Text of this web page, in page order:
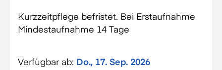
Kurzzeitpflege befristet. Bei Erstaufnahme
Mindestaufnahme 14 Tage
Verfügbar ab: Do., 17. Sep. 2026